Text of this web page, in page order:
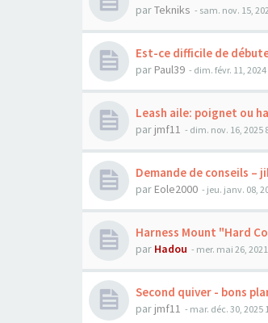
parTekniks - sam. nov. 15,
Est-ce difficile de
par Paul39 - dim. févr. 11,
Leash aile: poignet ou
par jmf11 - dim. nov. 16, 2025
Demande de conseils
par Eole2000 - jeu. janv. 08,
Harness Mount "Hard
par Hadou - mer. mai 26,
Second quiver - bons
par jmf11 - mar. déc. 30, 2025